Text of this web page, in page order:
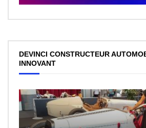
DEVINCI CONSTRUCTEUR
INNOVANT